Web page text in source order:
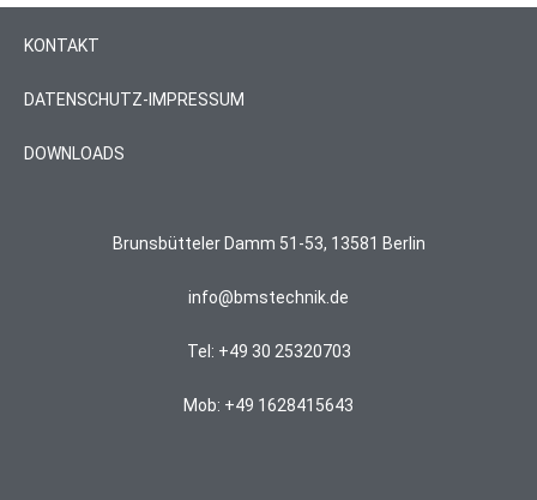
KONTAKT
DATENSCHUTZ-IMPRESSUM
DOWNLOADS
Brunsbütteler Damm 51-53, 13581 Berlin
info@bmstechnik.de
Tel: +49 30 25320703
Mob: +49 1628415643